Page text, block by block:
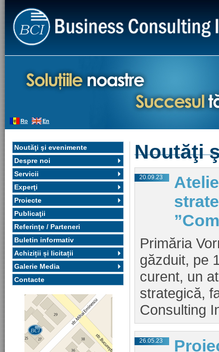
Ro En
Noutăţi şi evenimente
Despre noi
Servicii
Experţi
Proiecte
Publicaţii
Referinţe / Parteneri
Buletin informativ
Achiziții și licitații
Galerie Media
Contacte
Noutăţi
Primăria
găzduit, pe
curent, un
strategică,
Consulting
20.09.23
26.05.23